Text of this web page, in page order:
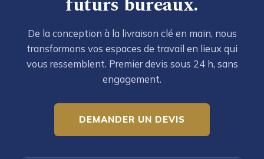
De la conception à la livraison clé en main, nous
transformons vos espaces de travail en lieux qui
vous ressemblent. Premier devis sous 24 h, sans
engagement.
DEMANDER UN DEVIS